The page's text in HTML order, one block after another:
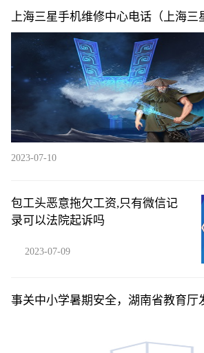
上海三星手机维修中心电话（上海三
2023-07-10
包工头恶意拖欠工资,只有微信记
录可以法院起诉吗
2023-07-09
事关中小学暑期安全，湖南省教育厅